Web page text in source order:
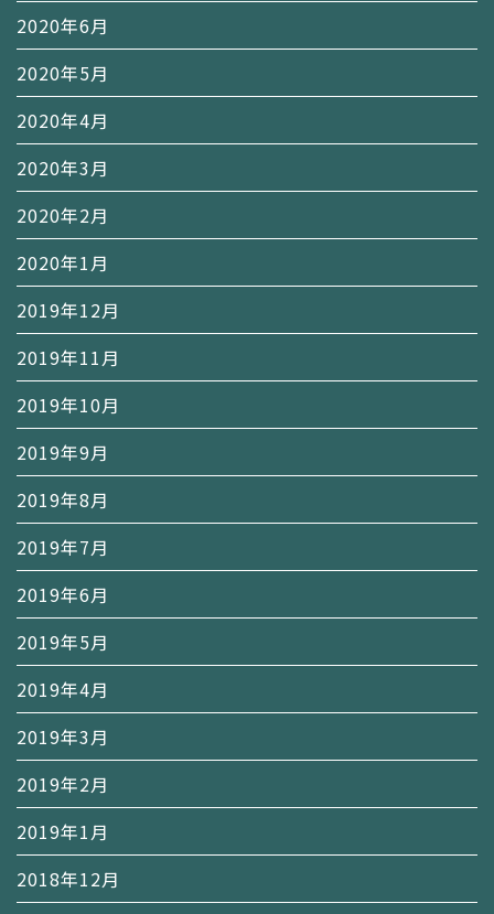
2020年6月
2020年5月
2020年4月
2020年3月
2020年2月
2020年1月
2019年12月
2019年11月
2019年10月
2019年9月
2019年8月
2019年7月
2019年6月
2019年5月
2019年4月
2019年3月
2019年2月
2019年1月
2018年12月